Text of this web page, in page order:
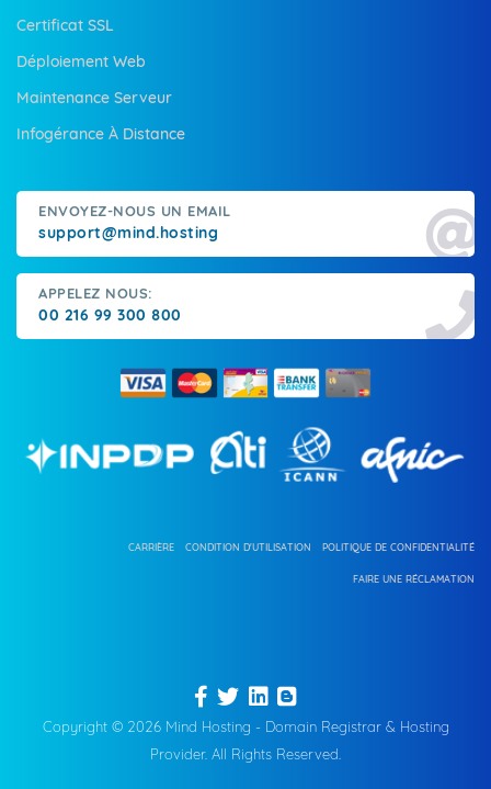
Certificat SSL
Déploiement Web
Maintenance Serveur
Infogérance À Distance
ENVOYEZ-NOUS UN EMAIL
support@mind.hosting
APPELEZ NOUS:
00 216 99 300 800
POLITIQUE DE CONFIDENTIALITÉ
CONDITION D'UTILISATION
CARRIÈRE
FAIRE UNE RÉCLAMATION
Copyright © 2026 Mind Hosting - Domain Registrar & Hosting
Provider. All Rights Reserved.